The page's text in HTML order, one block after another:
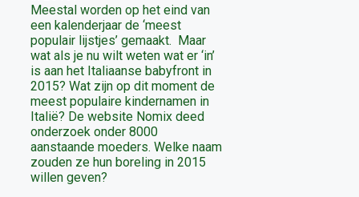
Meestal worden op het eind van
een kalenderjaar de ‘meest
populair lijstjes’ gemaakt. Maar
wat als je nu wilt weten wat er ‘in’
is aan het Italiaanse babyfront in
2015? Wat zijn op dit moment de
meest populaire kindernamen in
Italië? De website Nomix deed
onderzoek onder 8000
aanstaande moeders. Welke naam
zouden ze hun boreling in 2015
willen geven?